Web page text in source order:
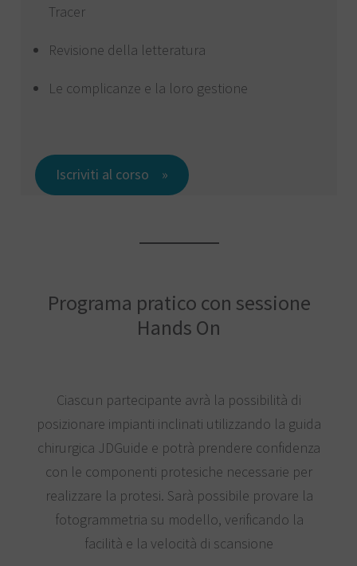
Tracer
Revisione della letteratura
Le complicanze e la loro gestione
Iscriviti al corso
Programa pratico con sessione
Hands On
Ciascun partecipante avrà la possibilità di
posizionare impianti inclinati utilizzando la guida
chirurgica JDGuide e potrà prendere confidenza
con le componenti protesiche necessarie per
realizzare la protesi. Sarà possibile provare la
fotogrammetria su modello, verificando la
facilità e la velocità di scansione